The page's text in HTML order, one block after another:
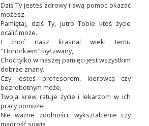
Dziś Ty jesteś zdrowy i swą pomoc okazać
możesz.
Pamiętaj, dziś Ty, jutro Tobie ktoś życie
ocalić może.
I choć nasz krasnal wieki temu
"Honorkiem" był zwany,
Choć tylko w naszej pamięci jest wszystkim
dobrze znany.
Czy jesteś profesorem, kierowcą czy
bezrobotnym może,
Twoja krew ratuje życie i lekarzom w ich
pracy pomoże.
Nie ważne zdolności, wykształcenie czy
mądrość sowia,